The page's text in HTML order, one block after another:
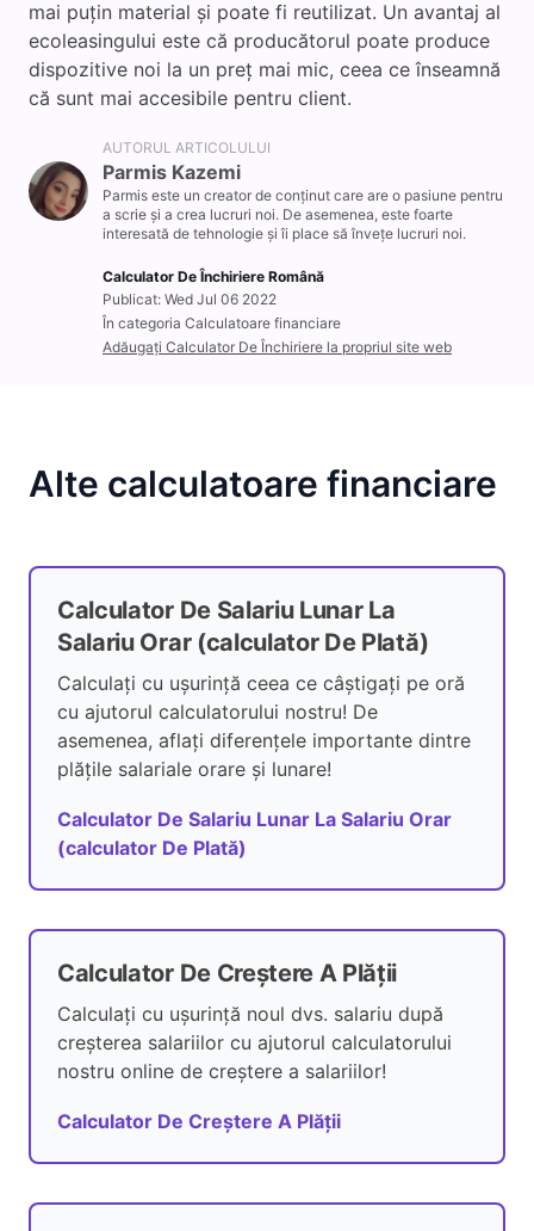
mai puțin material și poate fi reutilizat. Un avantaj al
ecoleasingului este că producătorul poate produce
dispozitive noi la un preț mai mic, ceea ce înseamnă
că sunt mai accesibile pentru client.
AUTORUL ARTICOLULUI
Parmis Kazemi
Parmis este un creator de conținut care are o pasiune pentru
a scrie și a crea lucruri noi. De asemenea, este foarte
interesată de tehnologie și îi place să învețe lucruri noi.
Calculator De Închiriere Română
Publicat: Wed Jul 06 2022
În categoria Calculatoare financiare
Adăugați Calculator De Închiriere la propriul site web
Alte calculatoare financiare
Calculator De Salariu Lunar La
Salariu Orar (calculator De Plată)
Calculați cu ușurință ceea ce câștigați pe oră
cu ajutorul calculatorului nostru! De
asemenea, aflați diferențele importante dintre
plățile salariale orare și lunare!
Calculator De Salariu Lunar La Salariu Orar
(calculator De Plată)
Calculator De Creștere A Plății
Calculați cu ușurință noul dvs. salariu după
creșterea salariilor cu ajutorul calculatorului
nostru online de creștere a salariilor!
Calculator De Creștere A Plății